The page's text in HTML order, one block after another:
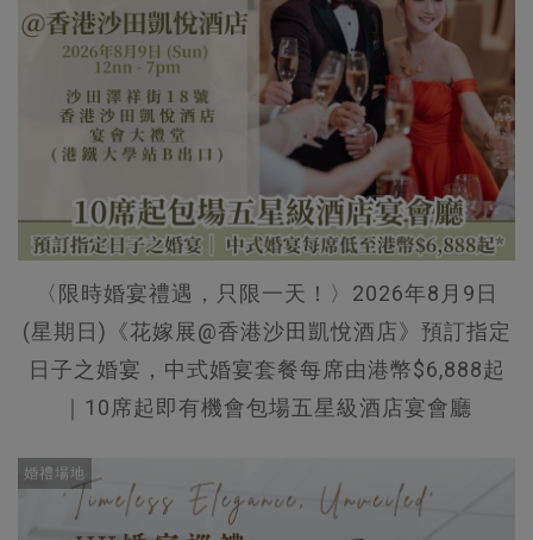
〈限時婚宴禮遇，只限一天！〉2026年8月9日
(星期日)《花嫁展@香港沙田凱悅酒店》預訂指定
日子之婚宴，中式婚宴套餐每席由港幣$6,888起
｜10席起即有機會包場五星級酒店宴會廳
婚禮場地